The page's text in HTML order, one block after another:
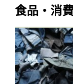
食品・消